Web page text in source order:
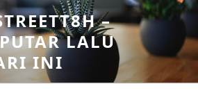
–
LALU
INI